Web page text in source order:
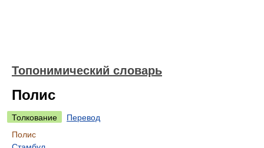
Топонимический словарь
Полис
Толкование
Перевод
Полис